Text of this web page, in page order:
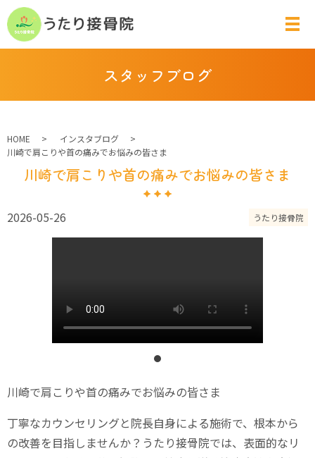
スタッフブログ
HOME
インスタブログ
川崎で肩こりや首の痛みでお悩みの皆さま
川崎で肩こりや首の痛みでお悩みの皆さま
2026-05-26 うたり接骨院
川崎で肩こりや首の痛みでお悩みの皆さま
丁寧なカウンセリングと院長自身による施術で、根本から
の改善を目指しませんか？うたり接骨院では、表面的なリ